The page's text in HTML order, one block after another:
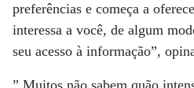
preferências e começa a
interessa a você, de algum
seu acesso à informação”,
” Muitos não sabem quão